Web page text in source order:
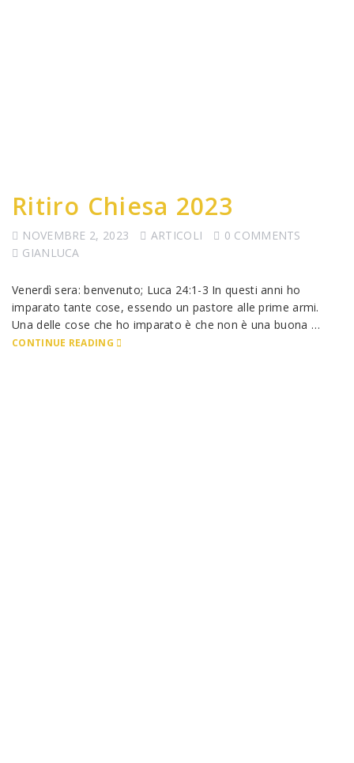
Ritiro Chiesa 2023
NOVEMBRE 2, 2023 ARTICOLI
0 COMMENTS
GIANLUCA
Venerdì sera: benvenuto; Luca 24:1-3 In questi anni ho
imparato tante cose, essendo un pastore alle prime armi.
Una delle cose che ho imparato è che non è una buona …
CONTINUE READING